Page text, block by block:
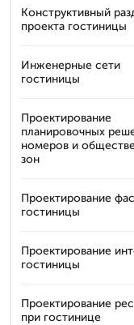
Конструктивный
проекта гостиницы
Инженерные сети
гостиницы
Проектирование
планировочных
номеров и
зон
Проектирование
гостиницы
Проектирование
гостиницы
Проектирование
при гостинице